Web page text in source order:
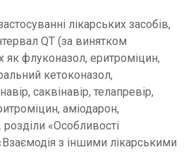
лікарських засобів,
QT (за винятком
як флуконазол, еритроміцин,
кетоконазол,
саквінавір, телапревір,
аміодарон,
«Особливості
з іншими лікарськими